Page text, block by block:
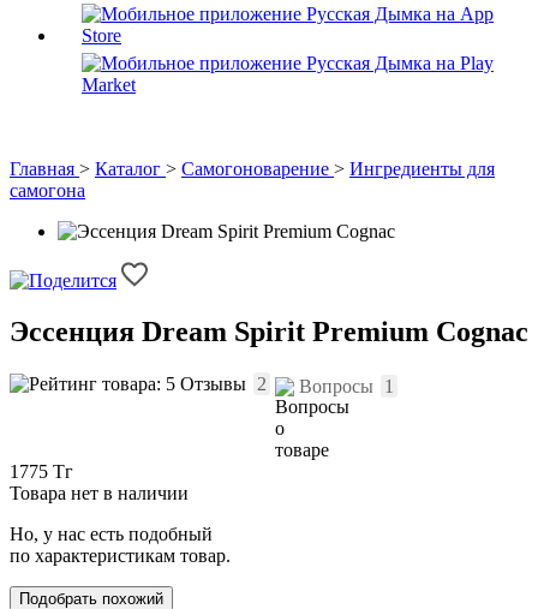
Главная > Каталог > Самогоноварение > Ингредиенты для
самогона
Эссенция Dream Spirit Premium Cognac
Отзывы 2 Вопросы 1
1775 Тг
Товара нет в наличии
Но, у нас есть подобный
по характеристикам товар.
Подобрать похожий